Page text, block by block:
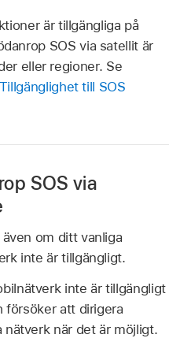
är tillgängliga på
SOS via satellit är
eller regioner. Se
Tillgänglighet till SOS
SOS via
om ditt vanliga
inte är tillgängligt.
inte är tillgängligt
att dirigera
nätverk när det är möjligt.